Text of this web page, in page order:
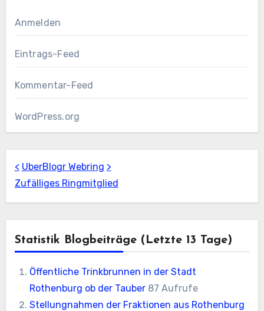
Anmelden
Eintrags-Feed
Kommentar-Feed
WordPress.org
< UberBlogr Webring >
Zufälliges Ringmitglied
Statistik Blogbeiträge (letzte 13 Tage)
Öffentliche Trinkbrunnen in der Stadt
Rothenburg ob der Tauber 87 Aufrufe
Stellungnahmen der Fraktionen aus Rothenburg